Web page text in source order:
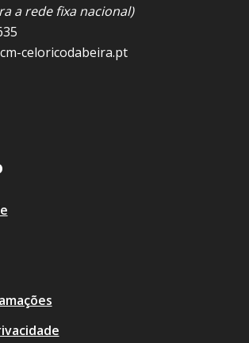
a rede fixa nacional)
celoricodabeira.pt